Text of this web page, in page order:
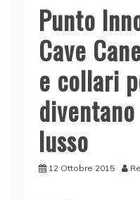
Punto
Cave
e collari
lusso
12 Ottobre 2015